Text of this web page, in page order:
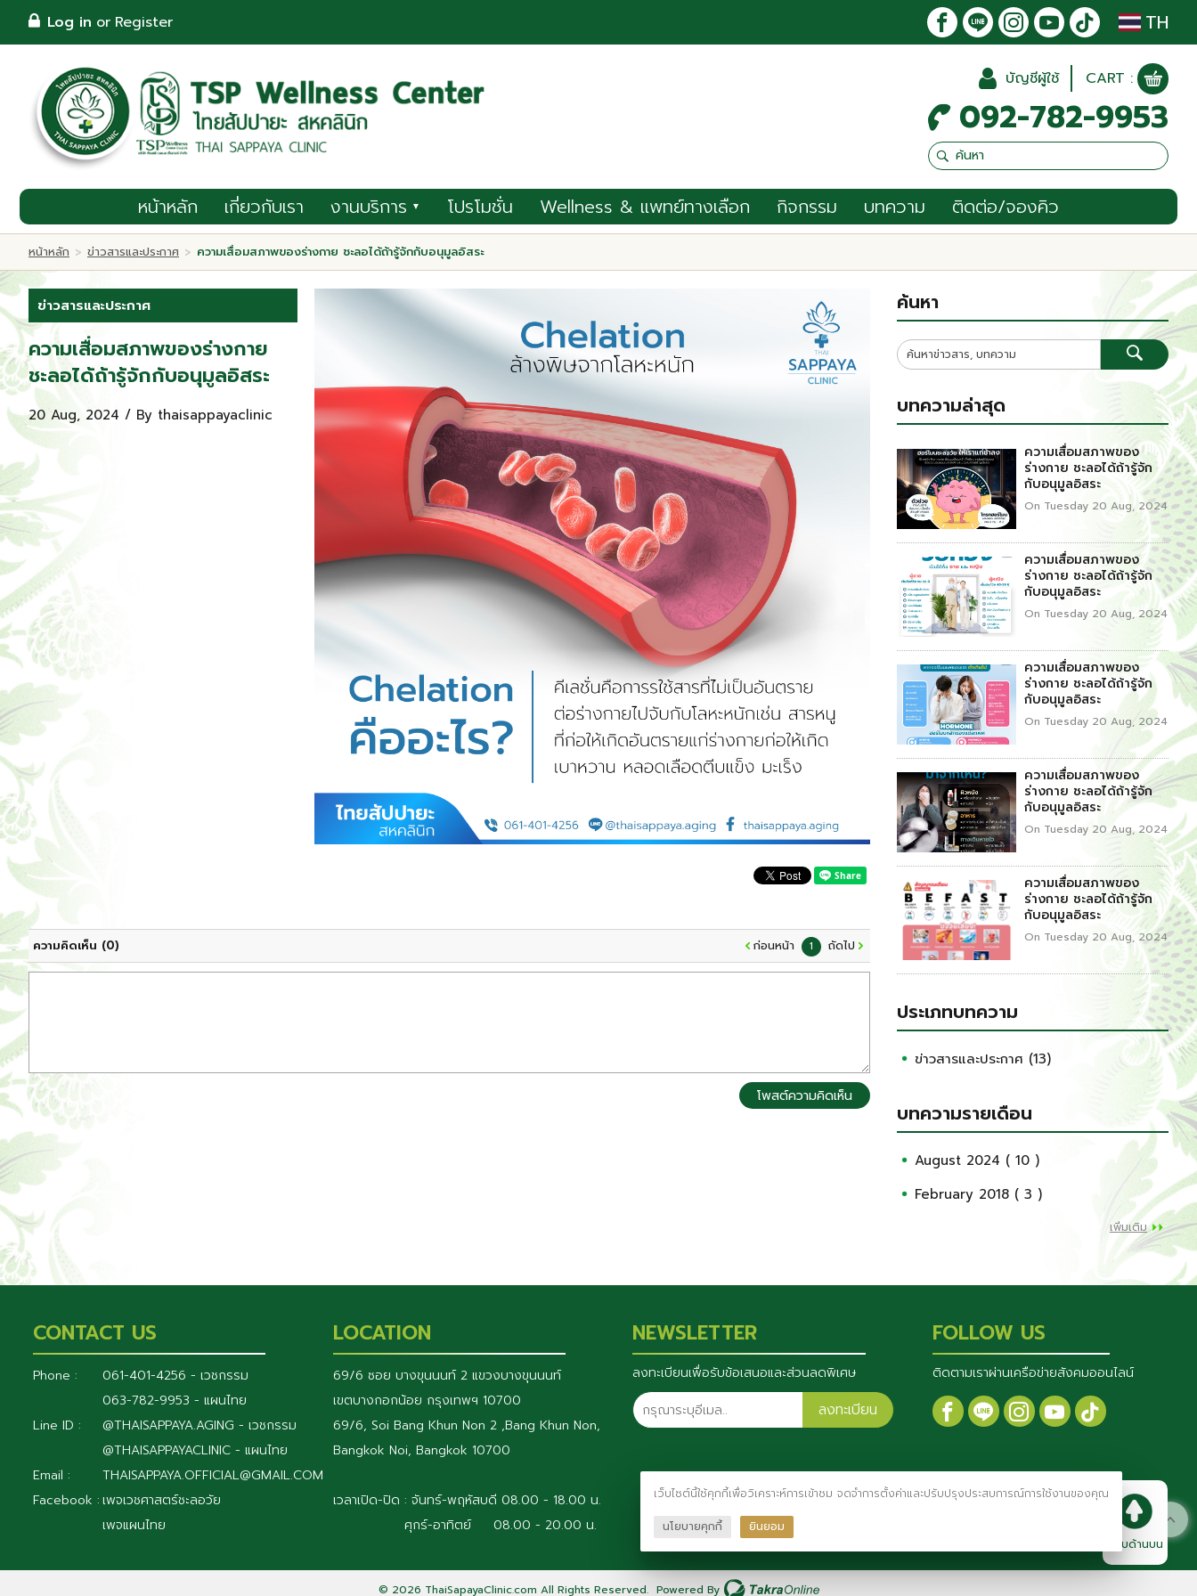
TH
Register
หน้าหลัก
เกี่ยวกับเรา
Wellness & แพทย์ทางเลือก
กิจกรรม
บทความ
ติดต่อ/จองคิว
Log in or Register TH
บัญชีผู้ใช้ CART :
092-782-9953
หน้าหลัก เกี่ยวกับเรา งานบริการ ▼ โปรโมชั่น Wellness & แพทย์ทางเลือก กิจกรรม บทความ ติดต่อ/จองคิว
หน้าหลัก > ข่าวสารและประกาศ > ความเสื่อมสภาพของร่างกาย ชะลอได้ถ้ารู้จักกับอนุมูลอิสระ
ข่าวสารและประกาศ
ความเสื่อมสภาพของร่างกาย
ชะลอได้ถ้ารู้จักกับอนุมูลอิสระ
20 Aug, 2024 / By thaisappayaclinic
ความคิดเห็น (0) ก่อนหน้า 1 ถัดไป
โพสต์ความคิดเห็น
ค้นหา
บทความล่าสุด
ความเสื่อมสภาพของ
ร่างกาย ชะลอได้ถ้ารู้จัก
กับอนุมูลอิสระ
On Tuesday 20 Aug, 2024
ความเสื่อมสภาพของ
ร่างกาย ชะลอได้ถ้ารู้จัก
กับอนุมูลอิสระ
On Tuesday 20 Aug, 2024
ความเสื่อมสภาพของ
ร่างกาย ชะลอได้ถ้ารู้จัก
กับอนุมูลอิสระ
On Tuesday 20 Aug, 2024
ความเสื่อมสภาพของ
ร่างกาย ชะลอได้ถ้ารู้จัก
กับอนุมูลอิสระ
On Tuesday 20 Aug, 2024
ความเสื่อมสภาพของ
ร่างกาย ชะลอได้ถ้ารู้จัก
กับอนุมูลอิสระ
On Tuesday 20 Aug, 2024
ประเภทบทความ
ข่าวสารและประกาศ (13)
บทความรายเดือน
August 2024 ( 10 )
February 2018 ( 3 )
เพิ่มเติม
CONTACT US
Phone :
061-401-4256 - เวชกรรม
063-782-9953 - แผนไทย
Line ID :
@THAISAPPAYA.AGING - เวชกรรม
@THAISAPPAYACLINIC - แผนไทย
Email :
THAISAPPAYA.OFFICIAL@GMAIL.COM
Facebook : เพจเวชศาสตร์ชะลอวัย
เพจแผนไทย
LOCATION
69/6 ซอย บางขุนนนท์ 2 แขวงบางขุนนนท์
เขตบางกอกน้อย กรุงเทพฯ 10700
69/6, Soi Bang Khun Non 2 ,Bang Khun Non,
Bangkok Noi, Bangkok 10700
เวลาเปิด-ปิด : จันทร์-พฤหัสบดี 08.00 - 18.00 น.
ศุกร์-อาทิตย์ 08.00 - 20.00 น.
NEWSLETTER
ลงทะเบียนเพื่อรับข้อเสนอและส่วนลดพิเศษ
ลงทะเบียน
FOLLOW US
ติดตามเราผ่านเครือข่ายสังคมออนไลน์
กลับด้านบน
© 2026 ThaiSapayaClinic.com All Rights Reserved. Powered By
เว็บไซต์นี้ใช้คุกกี้เพื่อวิเคราะห์การเข้าชม จดจำการตั้งค่าและปรับปรุงประสบการณ์การใช้งานของคุณ
นโยบายคุกกี้ ยินยอม